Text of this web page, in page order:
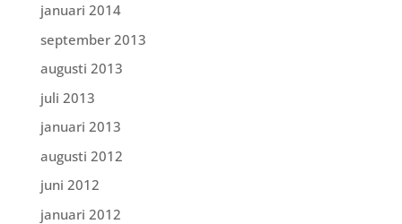
januari 2014
september 2013
augusti 2013
juli 2013
januari 2013
augusti 2012
juni 2012
januari 2012